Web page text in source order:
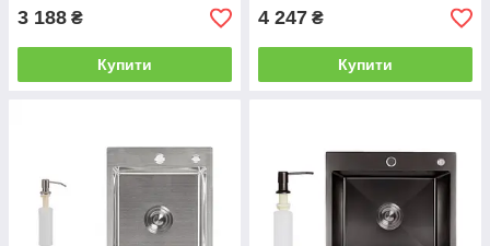
3 188 ₴
Купити
4 247 ₴
Купити